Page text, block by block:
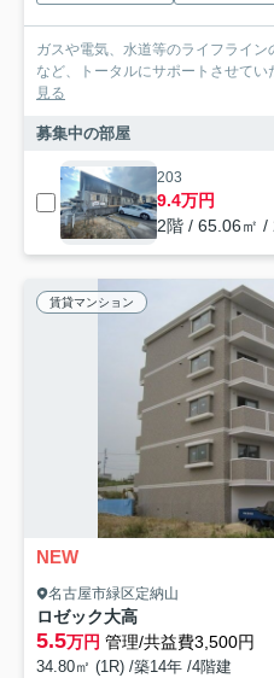
ガスや電気、水道等のライフライ
など、トータルにサポートさせてい
見る
募集中の部屋
203
9.4万円
2階 / 65.06㎡ /
賃貸マンション
NEW
名古屋市緑区定納山
ロゼック大高
5.5万円 管理/共益費3,500円
34.80㎡ (1R) /築14年 /4階建